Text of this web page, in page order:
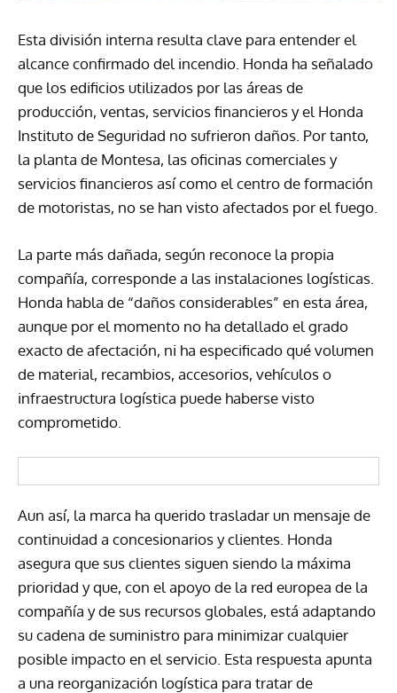
Esta división interna resulta clave para entender el
alcance confirmado del incendio. Honda ha señalado
que los edificios utilizados por las áreas de
producción, ventas, servicios financieros y el Honda
Instituto de Seguridad no sufrieron daños. Por tanto,
la planta de Montesa, las oficinas comerciales y
servicios financieros así como el centro de formación
de motoristas, no se han visto afectados por el fuego.
La parte más dañada, según reconoce la propia
compañía, corresponde a las instalaciones logísticas.
Honda habla de “daños considerables” en esta área,
aunque por el momento no ha detallado el grado
exacto de afectación, ni ha especificado qué volumen
de material, recambios, accesorios, vehículos o
infraestructura logística puede haberse visto
comprometido.
Aun así, la marca ha querido trasladar un mensaje de
continuidad a concesionarios y clientes. Honda
asegura que sus clientes siguen siendo la máxima
prioridad y que, con el apoyo de la red europea de la
compañía y de sus recursos globales, está adaptando
su cadena de suministro para minimizar cualquier
posible impacto en el servicio. Esta respuesta apunta
a una reorganización logística para tratar de